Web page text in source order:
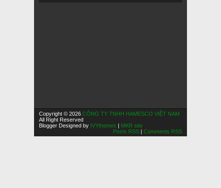
Copyright © 2026 CÔNG TY TNHH HAMESCO VIỆT NAM
All Right Reserved
Blogger Designed by IVYthemes | MKR site
Posts RSS | Comments RSS